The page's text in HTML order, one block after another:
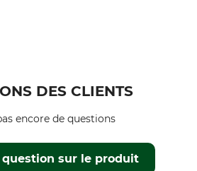
DES CLIENTS
question sur le produit
encore de questions